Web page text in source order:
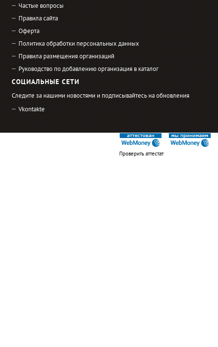
Частые вопросы
Правила сайта
Оферта
Политика обработки персональных данных
Правила размещения организаций
Руководство по добавлению организация в каталог
СОЦИАЛЬНЫЕ СЕТИ
Следите за нашими новостями и подписывайтесь на обновления
Vkontakte
Проверить аттестат